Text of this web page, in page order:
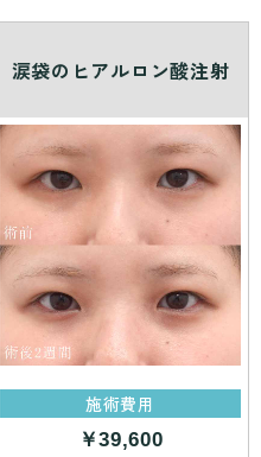
涙袋のヒアルロン酸注射
施術費用
￥39,600